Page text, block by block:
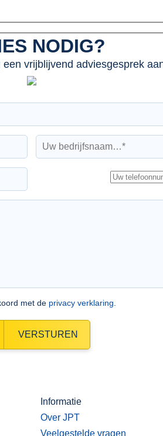
NODIG?
vrijblijvend adviesgesprek
met de privacy verklaring
VERSTUREN
Informatie
Over JPT
Veelgestelde vragen